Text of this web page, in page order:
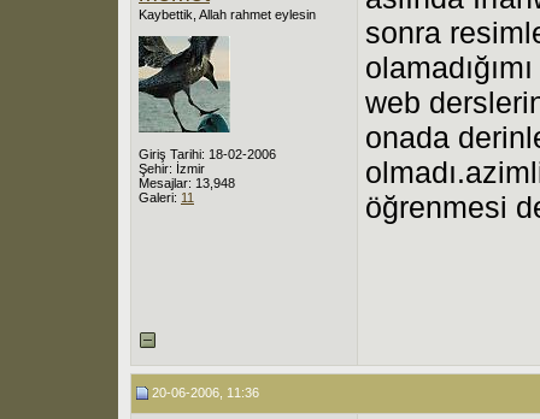
Kaybettik, Allah rahmet eylesin
Giriş Tarihi: 18-02-2006
Şehir: İzmir
Mesajlar: 13,948
Galeri: 11
sonra
web
onada
öğrenmesi
20-06-2006, 11:36